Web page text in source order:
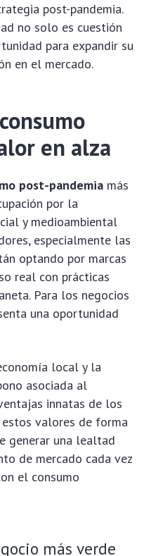
post-pandemia.
no solo es cuestión
para expandir su
en el mercado.
en alza
post-pandemia más
por la
y medioambiental
especialmente las
optando por marcas
real con prácticas
Para los negocios
una oportunidad
local y la
asociada al
innatas de los
estos valores de forma
generar una lealtad
de mercado cada vez
el consumo
más verde